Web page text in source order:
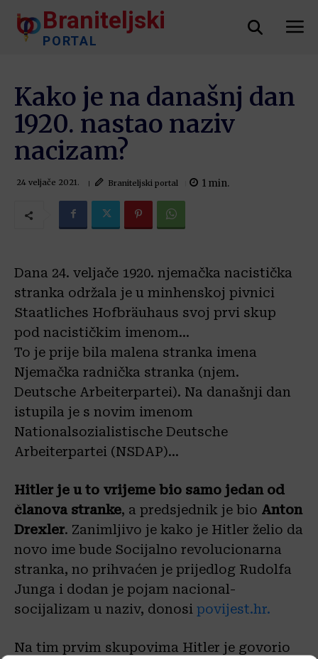
Braniteljski
PORTAL
Kako je na današnj dan
1920. nastao naziv
nacizam?
24 veljače 2021. Braniteljski portal 1 min.
Dana 24. veljače 1920. njemačka nacistička
stranka održala je u minhenskoj pivnici
Staatliches Hofbräuhaus svoj prvi skup
pod nacističkim imenom…
To je prije bila malena stranka imena
Njemačka radnička stranka (njem.
Deutsche Arbeiterpartei). Na današnji dan
istupila je s novim imenom
Nationalsozialistische Deutsche
Arbeiterpartei (NSDAP)…
Hitler je u to vrijeme bio samo jedan od
članova stranke, a predsjednik je bio Anton
Drexler. Zanimljivo je kako je Hitler želio da
novo ime bude Socijalno revolucionarna
stranka, no prihvaćen je prijedlog Rudolfa
Junga i dodan je pojam nacional-
socijalizam u naziv, donosi povijest.hr.
Na tim prvim skupovima Hitler je govorio